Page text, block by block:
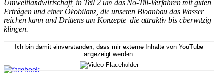
Umweltlandwirtschaft, in Teil 2 um das No-Till-Verfahren mit guten
Erträgen und einer Ökobilanz, die unseren Bioanbau das Wasser
reichen kann und Drittens um Konzepte, die attraktiv bis aberwitzig
klingen.
Ich bin damit einverstanden, dass mir externe Inhalte von YouTube
angezeigt werden.